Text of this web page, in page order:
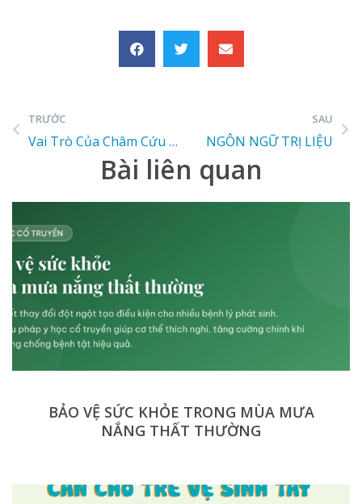
TRƯỚC
Vai Trò Của Châm Cứu Trong Điều Trị Ngứa – Giải Pháp An Toàn, Hiệu Quả
SAU
NGÔN NGỮ TRỊ LIỆU
Bài liên quan
BẢO VỆ SỨC KHỎE TRONG MÙA MƯA
NẮNG THẤT THƯỜNG